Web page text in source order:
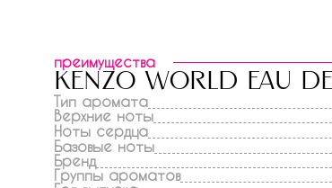
преимущества
kenzo world eau
Тип аромата
Верхние ноты
Ноты сердца
Базовые ноты
Бренд
Группы ароматов